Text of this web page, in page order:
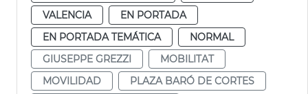
VALENCIA
EN PORTADA
EN PORTADA TEMÁTICA
NORMAL
GIUSEPPE GREZZI
MOBILITAT
MOVILIDAD
PLAZA BARÓ DE CORTES